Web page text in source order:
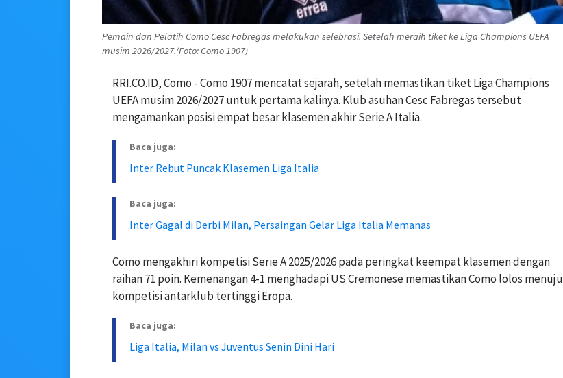
Pemain dan Pelatih Como Cesc Fabregas melakukan selebrasi. Setelah meraih tiket ke Liga Champions UEFA
musim 2026/2027.(Foto: Como 1907)
RRI.CO.ID, Como - Como 1907 mencatat sejarah, setelah memastikan tiket Liga Champions
UEFA musim 2026/2027 untuk pertama kalinya. Klub asuhan Cesc Fabregas tersebut
mengamankan posisi empat besar klasemen akhir Serie A Italia.
Baca juga:
Inter Rebut Puncak Klasemen Liga Italia
Baca juga:
Inter Gagal di Derbi Milan, Persaingan Gelar Liga Italia Memanas
Como mengakhiri kompetisi Serie A 2025/2026 pada peringkat keempat klasemen dengan
raihan 71 poin. Kemenangan 4-1 menghadapi US Cremonese memastikan Como lolos menuju
kompetisi antarklub tertinggi Eropa.
Baca juga:
Liga Italia, Milan vs Juventus Senin Dini Hari